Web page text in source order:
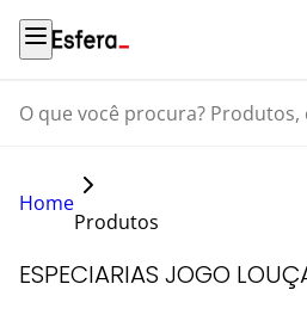
O que você procura? Produtos,
Home
Produtos
ESPECIARIAS JOGO